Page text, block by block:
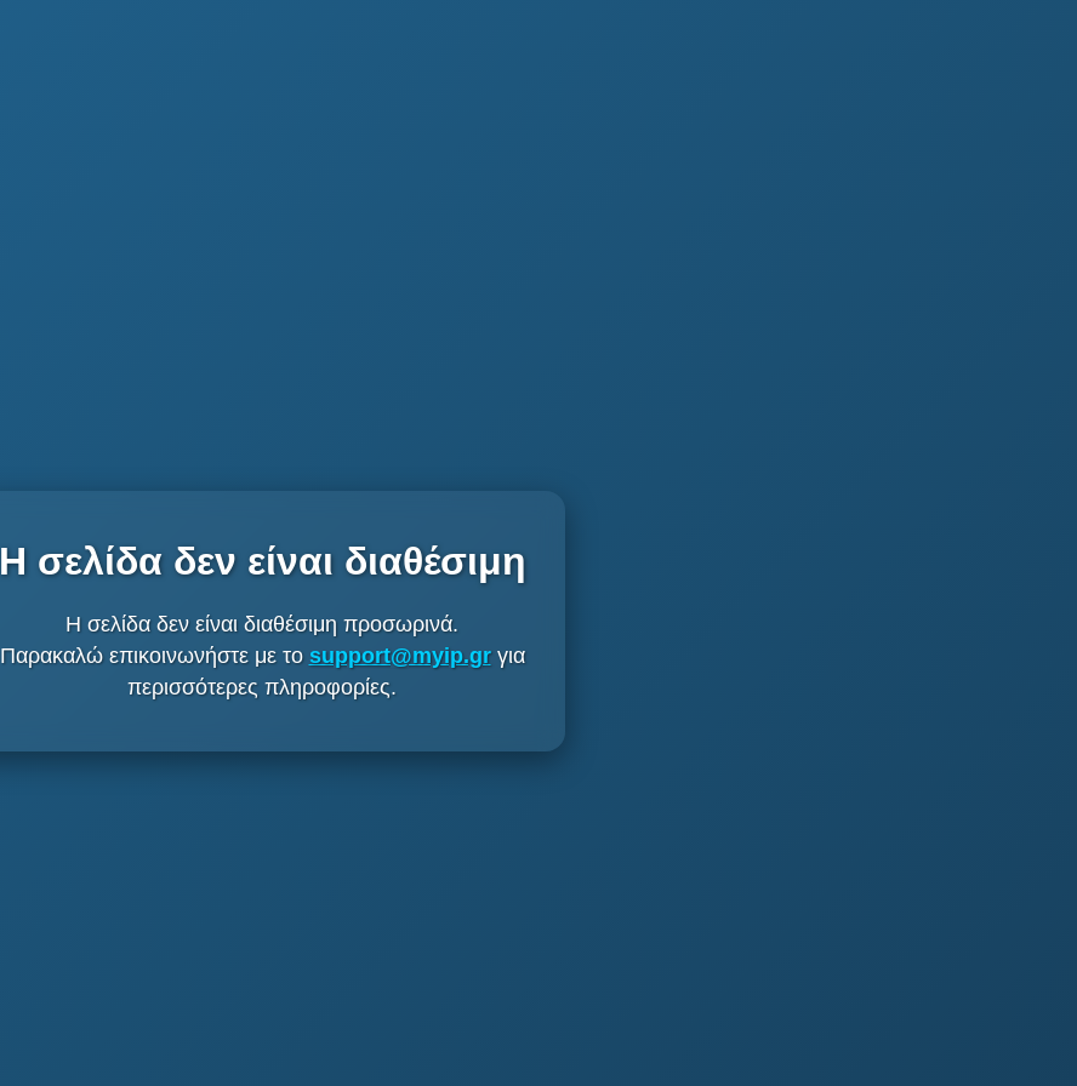
Η σελίδα δεν είναι διαθέσιμη
Η σελίδα δεν είναι διαθέσιμη προσωρινά.
Παρακαλώ επικοινωνήστε με το support@myip.grγια
περισσότερες πληροφορίες.